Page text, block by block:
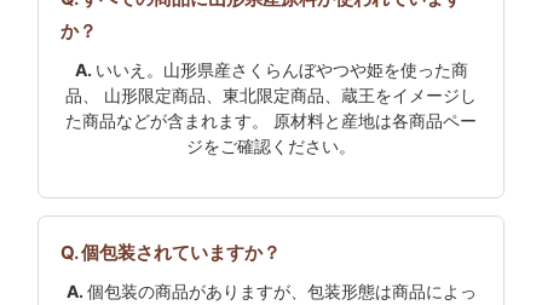
か？
いいえ。山形県産さくらんぼやつや姫を使った商
品、 山形限定商品、東北限定商品、蔵王をイメージし
た商品などが含まれます。 原材料と産地は各商品ペー
ジをご確認ください。
個包装されていますか？
個包装の商品がありますが、包装形態は商品によっ